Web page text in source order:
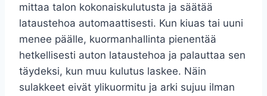
mittaa talon kokonaiskulutusta ja säätää
lataustehoa automaattisesti. Kun kiuas tai uuni
menee päälle, kuormanhallinta pienentää
hetkellisesti auton lataustehoa ja palauttaa sen
täydeksi, kun muu kulutus laskee. Näin
sulakkeet eivät ylikuormitu ja arki sujuu ilman